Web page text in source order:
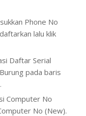
Phone No
lalu klik
Daftar Serial
pada baris
Computer No
No (New).